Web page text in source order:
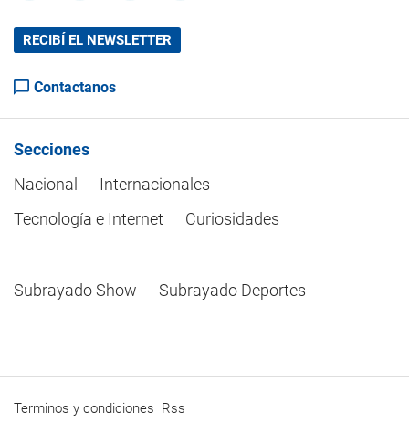
RECIBÍ EL NEWSLETTER
Contactanos
Secciones
Nacional
Internacionales
Tecnología e Internet
Curiosidades
Subrayado Show Subrayado Deportes
Terminos y condiciones Rss